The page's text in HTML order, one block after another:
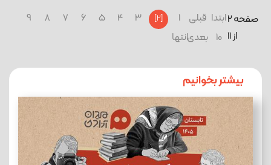
صفحه 2
از 11
ابتدا قبلی 1
[2]
3
4
5
6
7
8
9
10 بعدیانتها
بیشتر بخوانیم